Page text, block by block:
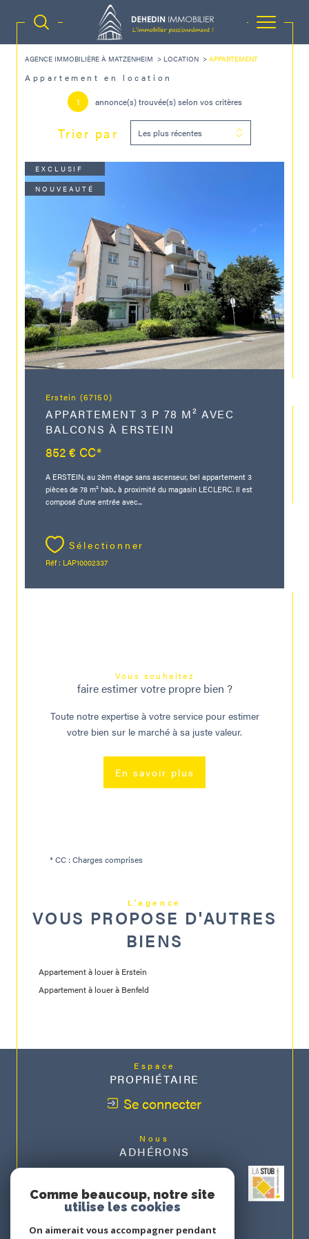
AGENCE IMMOBILIÈRE À MATZENHEIM LOCATION APPARTEMENT
Appartement en location
1
annonce(s) trouvée(s) selon vos critères
Trier par Les plus récentes
Erstein (67150)
APPARTEMENT 3 P 78 M² AVEC
BALCONS À ERSTEIN
852 € CC*
A ERSTEIN, au 2èm étage sans ascenseur, bel appartement 3
pièces de 78 m² hab., à proximité du magasin LECLERC. Il est
composé d'une entrée avec...
Sélectionner
Réf : LAP10002337
EXCLUSIF
NOUVEAUTÉ
Vous souhaitez
faire estimer votre propre bien ?
Toute notre expertise à votre service pour estimer
votre bien sur le marché à sa juste valeur.
En savoir plus
* CC : Charges comprises
L'agence
VOUS PROPOSE D'AUTRES
BIENS
Appartement à louer à Erstein
Appartement à louer à Benfeld
Espace
PROPRIÉTAIRE
Se connecter
Nous
ADHÉRONS
Comme beaucoup, notre site
utilise les cookies
On aimerait vous accompagner pendant